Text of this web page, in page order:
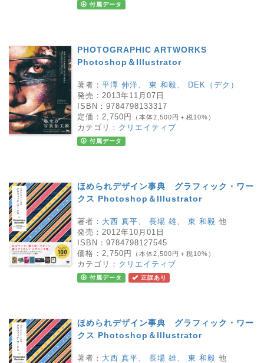
付属データ
PHOTOGRAPHIC ARTWORKS
Photoshop＆Illustrator
著者： 平澤 伸洋 東 和毅
DEK（デク）
発売： 2013年11月07日
ISBN： 9784798133317
定価： 2,750円 （本体2,500円＋税10%）
カテゴリ： クリエイティブ
付属データ
ほめられデザイン事典 グラフィック・ワー
クス Photoshop＆Illustrator
著者： 大西 真平 長場 雄 東 和毅 他
発売： 2012年10月01日
ISBN： 9784798127545
価格： 2,750円 （本体2,500円＋税10%）
カテゴリ： クリエイティブ
付属データ 正誤あり
ほめられデザイン事典 グラフィック・ワー
クス Photoshop＆Illustrator
著者： 大西 真平 長場 雄 東 和毅 他